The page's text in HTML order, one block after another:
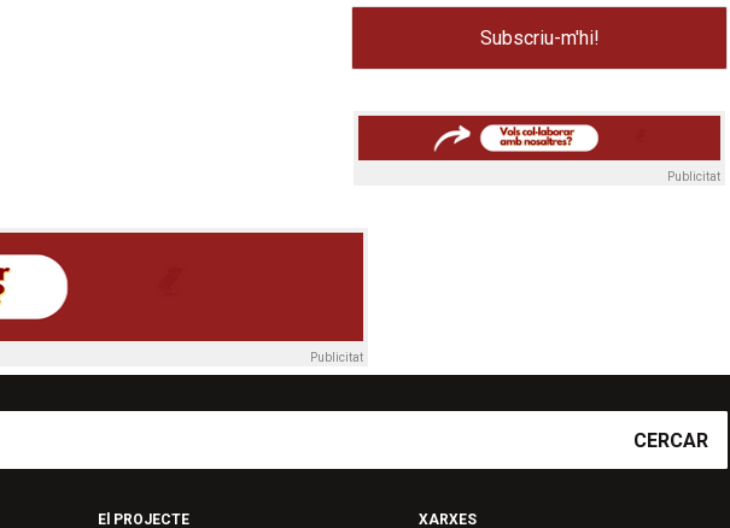
Publicitat
Publicitat
CERCAR
El PROJECTE XARXES